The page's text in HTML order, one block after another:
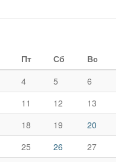
Пт Сб
Вс
4 5
6
11 12
13
18 19
20
25 26
27